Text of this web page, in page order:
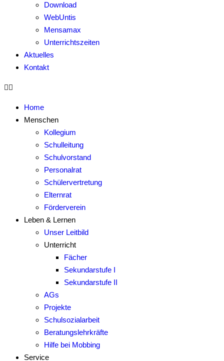
Download
WebUntis
Mensamax
Unterrichtszeiten
Aktuelles
Kontakt
Home
Menschen
Kollegium
Schulleitung
Schulvorstand
Personalrat
Schülervertretung
Elternrat
Förderverein
Leben & Lernen
Unser Leitbild
Unterricht
Fächer
Sekundarstufe I
Sekundarstufe II
AGs
Projekte
Schulsozialarbeit
Beratungslehrkräfte
Hilfe bei Mobbing
Service